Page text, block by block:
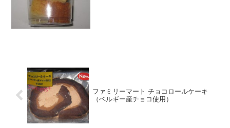
ファミリーマート チョコロールケーキ
（ベルギー産チョコ使用）